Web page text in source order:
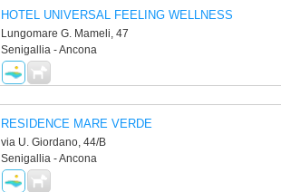
HOTEL UNIVERSAL FEELING WELLNESS
Lungomare G. Mameli, 47
Senigallia - Ancona
RESIDENCE MARE VERDE
via U. Giordano, 44/B
Senigallia - Ancona